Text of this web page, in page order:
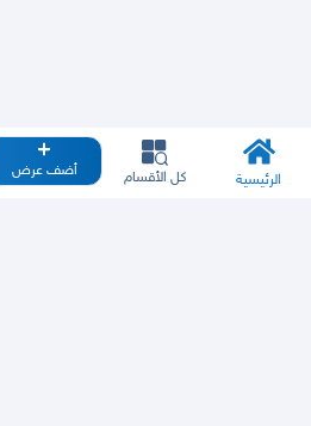
الرئيسية كل الأقسام أضف عرض